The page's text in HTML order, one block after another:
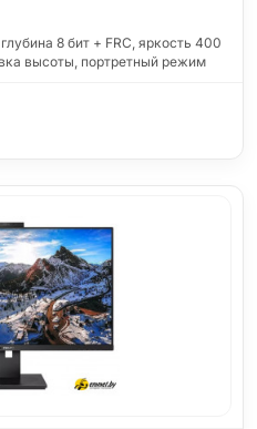
8 бит + FRC, яркость 400
высоты, портретный режим